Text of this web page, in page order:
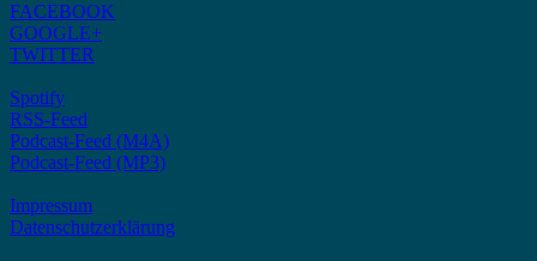
FACEBOOK
GOOGLE+
TWITTER
Spotify
RSS-Feed
Podcast-Feed (M4A)
Podcast-Feed (MP3)
Impressum
Datenschutzerklärung